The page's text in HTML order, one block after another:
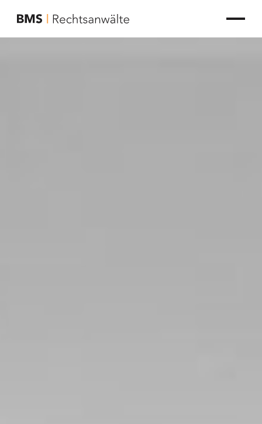
zur Startseite von BMS Rechtsanwälte